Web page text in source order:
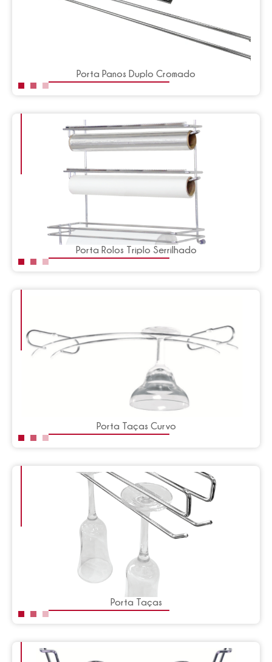
Porta Panos Duplo Cromado
Porta Rolos Triplo Serrilhado
Porta Taças Curvo
Porta Taças